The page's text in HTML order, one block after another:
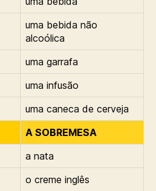
uma bebida não
alcoólica
uma garrafa
uma infusão
uma caneca de cerveja
A SOBREMESA
a nata
o creme inglês